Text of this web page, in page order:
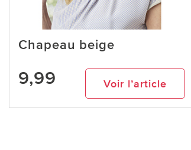
Chapeau beige
9,99 Voir l’article